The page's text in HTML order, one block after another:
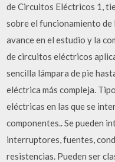
de Circuitos Eléctricos 1,
sobre el funcionamiento de
avance en el estudio y la
de circuitos eléctricos
sencilla lámpara de pie
eléctrica más compleja.
eléctricas en las que se
componentes.. Se pueden
interruptores, fuentes,
resistencias. Pueden ser